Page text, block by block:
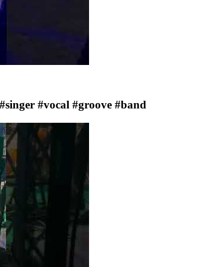
#vocal #groove #band